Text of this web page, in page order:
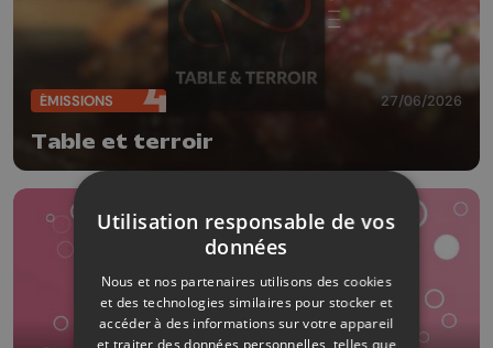
ÉMISSIONS 27/06/2026
Table et terroir
Utilisation responsable de vos
données
Nous et nos partenaires utilisons des cookies
et des technologies similaires pour stocker et
accéder à des informations sur votre appareil
et traiter des données personnelles, telles que